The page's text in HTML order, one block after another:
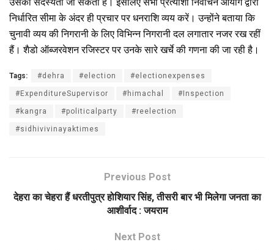
निर्धारित सीमा के अंदर ही प्रचार पर धनराशि व्यय करें। उन्होंने बताया कि
चुनावी व्यय की निगरानी के लिए विभिन्न निगरानी दल लगातार नजर रख रहीं
हैं। शैडो ऑब्जरवेशन रजिस्टर पर उनके सारे खर्चे की गणना की जा रही है।
Tags: #dehra #election #electionexpenses
#ExpenditureSupervisor #himachal #Inspection
#kangra #politicalparty #reelection
#sidhivivinayaktimes
Previous Post
देहरा का चेहरा हैं धरतीपुत्र होशियार सिंह, तीसरी बार भी मिलेगा जनता का
आशीर्वाद : जयराम
Next Post